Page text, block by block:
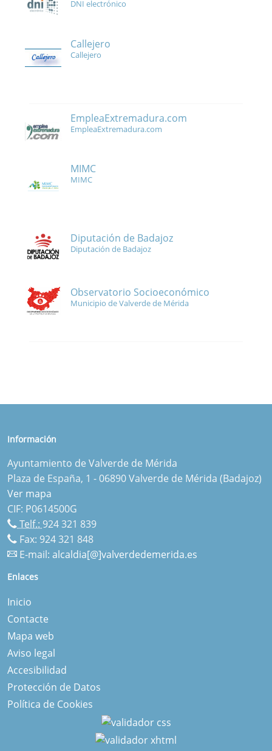
DNI electrónico
Callejero
Callejero
EmpleaExtremadura.com
EmpleaExtremadura.com
MIMC
MIMC
Diputación de Badajoz
Diputación de Badajoz
Observatorio Socioeconómico
Municipio de Valverde de Mérida
Información
Ayuntamiento de Valverde de Mérida
Plaza de España, 1 - 06890 Valverde de Mérida (Badajoz)
Ver mapa
CIF: P0614500G
Telf.: 924 321 839
Fax: 924 321 848
E-mail: alcaldia[@]valverdedemerida.es
Enlaces
Inicio
Contacte
Mapa web
Aviso legal
Accesibilidad
Protección de Datos
Política de Cookies